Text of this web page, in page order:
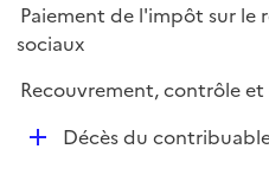
i
e
r
p
l
i
Paiement de l'impôt sur le
sociaux
Recouvrement, contrôle
DDécès du